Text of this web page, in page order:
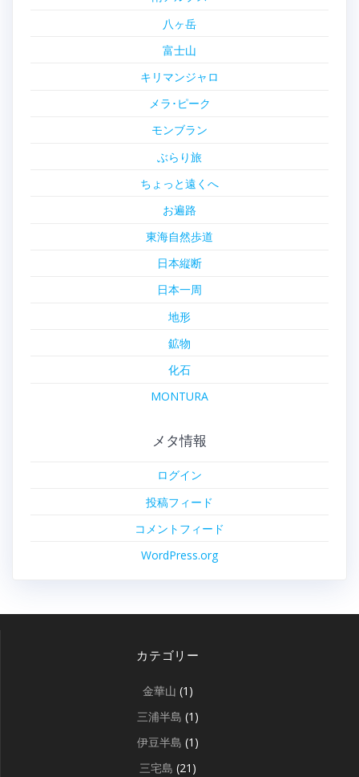
八ヶ岳
富士山
キリマンジャロ
メラ･ピーク
モンブラン
ぶらり旅
ちょっと遠くへ
お遍路
東海自然歩道
日本縦断
日本一周
地形
鉱物
化石
MONTURA
メタ情報
ログイン
投稿フィード
コメントフィード
WordPress.org
カテゴリー
金華山 (1)
三浦半島 (1)
伊豆半島 (1)
三宅島 (21)